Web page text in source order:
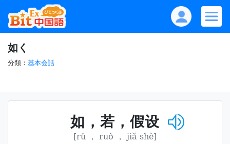
如く
分類： 基本会話
如，若，假设
[rú ， ruò ， jiǎ shè]